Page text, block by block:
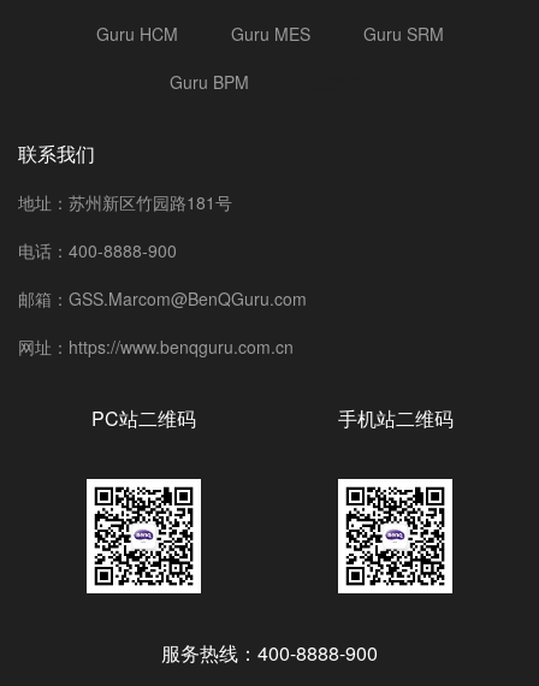
Guru HCM Guru MES
Guru SRM
Guru BPM
联系我们
地址：苏州新区竹园路181号
电话：400-8888-900
邮箱：GSS.Marcom@BenQGuru.com
网址：https://www.benqguru.com.cn
PC站二维码 手机站二维码
服务热线：400-8888-900